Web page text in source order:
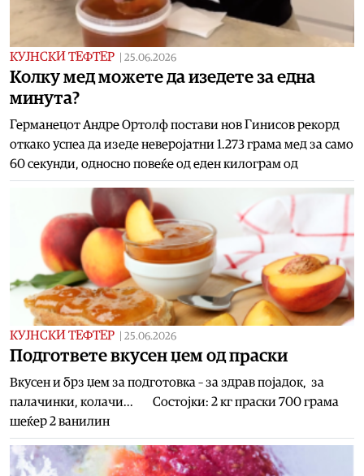
КУЈНСКИ ТЕФТЕР 25.06.2026
Колку мед можете да изедете за една
минута?
Германецот Андре Ортолф постави нов Гинисов рекорд
откако успеа да изеде неверојатни 1.273 грама мед за само
60 секунди, односно повеќе од еден килограм од
КУЈНСКИ ТЕФТЕР 25.06.2026
Подгответе вкусен џем од праски
Вкусен и брз џем за подготовка – за здрав појадок, за
палачинки, колачи... Состојки: 2 кг праски 700 грама
шеќер 2 ванилин